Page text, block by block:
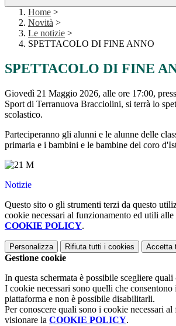
Home >
Novità >
Le notizie >
SPETTACOLO DI FINE ANNO
SPETTACOLO DI FINE
Giovedì 21 Maggio 2026, alle ore 17:00,
Sport di Terranuova Bracciolini, si terrà lo
scolastico.
Parteciperanno gli alunni e le alunne delle
primaria e i bambini e le bambine del coro
Notizie
Questo sito o gli strumenti terzi da questo
cookie necessari al funzionamento ed utili
COOKIE POLICY.
Personalizza Rifiuta tutti i cookies Accetta
Gestione cookie
In questa schermata è possibile scegliere
I cookie necessari sono quelli che
piattaforma e non è possibile disabilitarli.
Per conoscere quali sono i cookie necessari
visionare la COOKIE POLICY.